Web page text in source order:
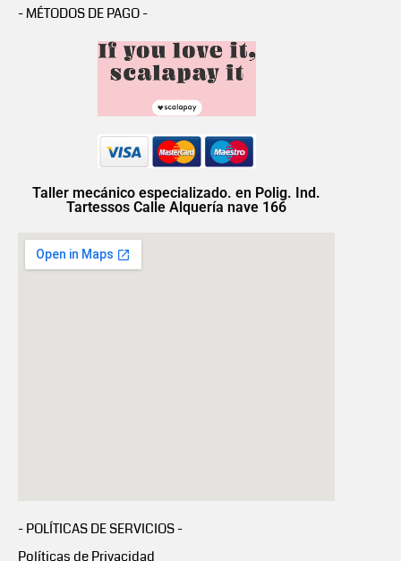
- MÉTODOS DE PAGO -
Taller mecánico especializado. en Polig. Ind.
Tartessos Calle Alquería nave 166
- POLÍTICAS DE SERVICIOS -
Políticas de Privacidad